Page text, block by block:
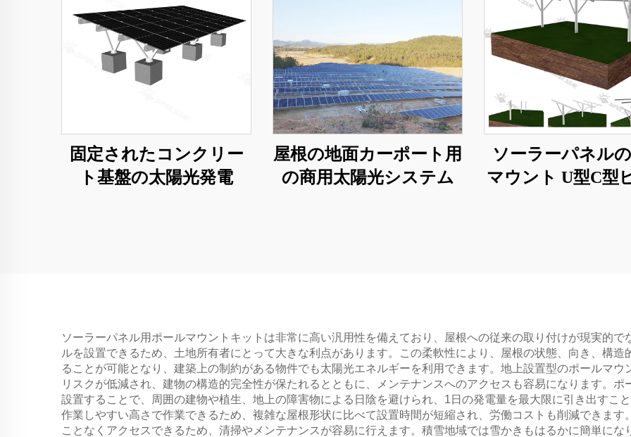
固定されたコンクリー
ト基盤の太陽光発電
屋根の地面カーポート用
の商用太陽光システム
ソーラーパネル
マウント U型C型
ソーラーパネル用ポールマウントキットは非常に高い汎用性を備えており、屋根への従来の取り付けが現実的
ルを設置できるため、土地所有者にとって大きな利点があります。この柔軟性により、屋根の状態、向き、構
ることが可能となり、建築上の制約がある物件でも太陽光エネルギーを利用できます。地上設置型のポールマ
リスクが低減され、建物の構造的完全性が保たれるとともに、メンテナンスへのアクセスも容易になります。
設置することで、周囲の建物や植生、地上の障害物による日陰を避けられ、1日の発電量を最大限に引き出すこ
作業しやすい高さで作業できるため、複雑な屋根形状に比べて設置時間が短縮され、労働コストも削減できま
ことなくアクセスできるため、清掃やメンテナンスが容易に行えます。積雪地域では雪かきもはるかに簡単に